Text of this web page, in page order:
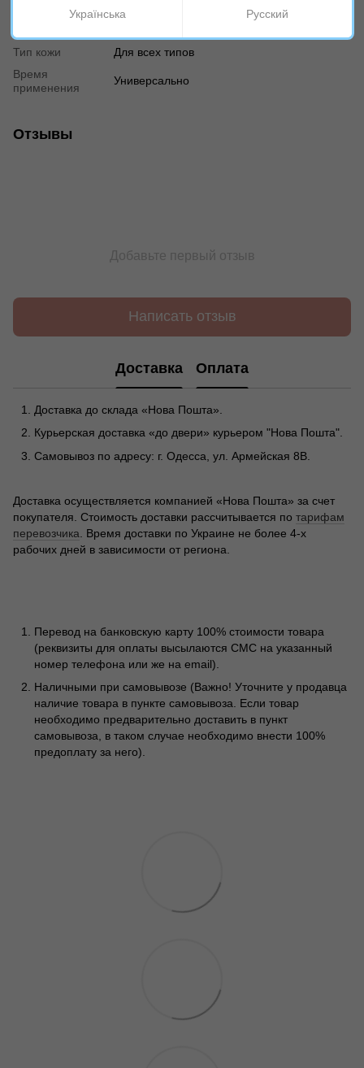
Тип продукта
Тип кожи
Для всех типов
Время
применения
Универсально
Отзывы
Добавьте первый отзыв
Написать отзыв
Доставка Оплата
Доставка до склада «Нова Пошта».
Курьерская доставка «до двери» курьером "Нова Пошта".
Самовывоз по адресу: г. Одесса, ул. Армейская 8В.
Доставка осуществляется компанией «Нова Пошта» за счет
покупателя. Стоимость доставки рассчитывается по тарифам
перевозчика . Время доставки по Украине не более 4-х
рабочих дней в зависимости от региона.
Перевод на банковскую карту 100% стоимости товара
(реквизиты для оплаты высылаются СМС на указанный
номер телефона или же на email).
Наличными при самовывозе (Важно! Уточните у продавца
наличие товара в пункте самовывоза. Если товар
необходимо предварительно доставить в пункт
самовывоза, в таком случае необходимо внести 100%
предоплату за него).
Українська Русский